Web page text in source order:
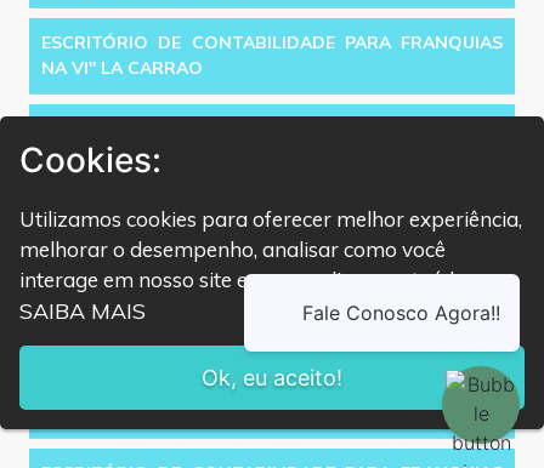
ESCRITÓRIO DE CONTABILIDADE PARA FRANQUIAS
NA VI'' LA CARRAO
NA VILA FORMOSA
ESCRITÓRIO DE CONTABILIDADE PARA FRANQUIAS
NA VILA MARIANA
ESCRITÓRIO DE CONTABILIDADE PARA FRANQUIAS
ESCRITÓRIO DE CONTABILIDADE PARA FRANQUIAS
NO ANALIA FRANCO
Cookies:
Utilizamos cookies para oferecer melhor experiência,
melhorar o desempenho, analisar como você
interage em nosso site e personalizar conteúdo.
SAIBA MAIS
Ok, eu aceito!